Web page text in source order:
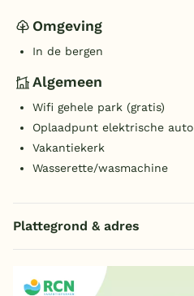
Omgeving
In de bergen
Algemeen
Wifi gehele park (gratis)
Oplaadpunt elektrische auto
Vakantiekerk
Wasserette/wasmachine
Plattegrond & adres